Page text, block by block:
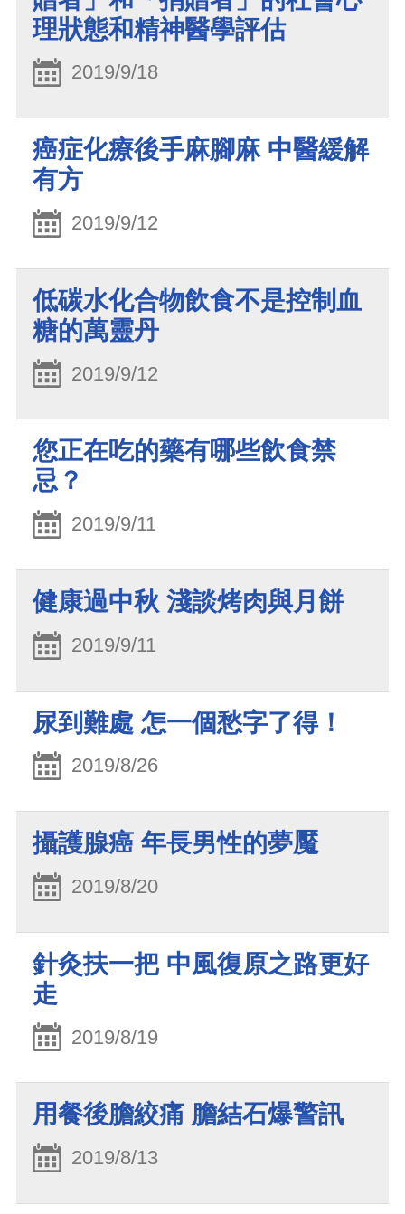
理狀態和精神醫學評估
2019/9/18
癌症化療後手麻腳麻 中醫緩解
有方
2019/9/12
低碳水化合物飲食不是控制血
糖的萬靈丹
2019/9/12
您正在吃的藥有哪些飲食禁
忌？
2019/9/11
健康過中秋 淺談烤肉與月餅
2019/9/11
尿到難處 怎一個愁字了得！
2019/8/26
攝護腺癌 年長男性的夢魘
2019/8/20
針灸扶一把 中風復原之路更好
走
2019/8/19
用餐後膽絞痛 膽結石爆警訊
2019/8/13